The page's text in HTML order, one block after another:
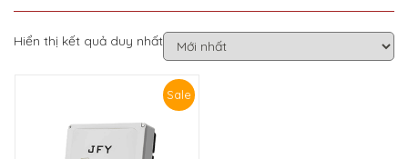
Hiển thị kết quả duy nhất
Sale